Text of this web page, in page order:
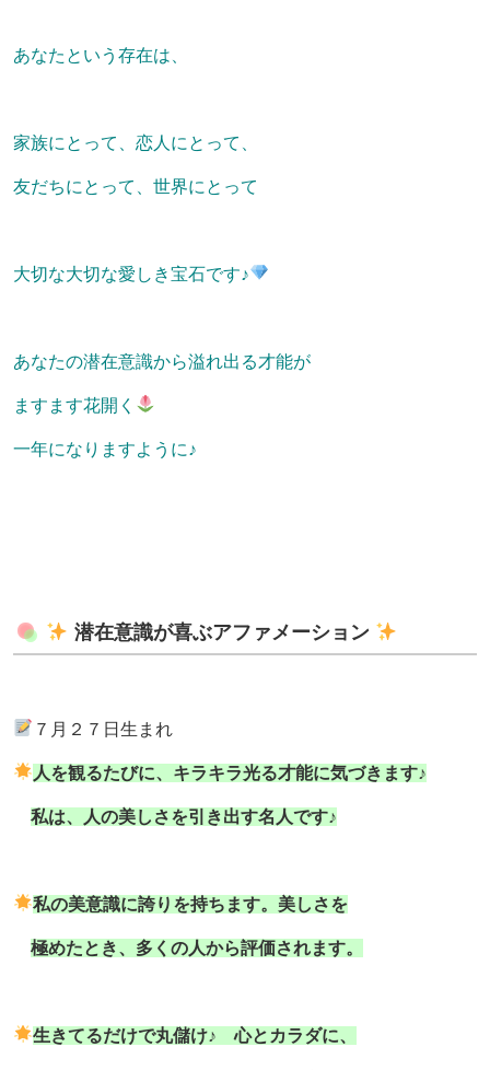
あなたという存在は、
家族にとって、恋人にとって、
友だちにとって、世界にとって
大切な大切な愛しき宝石です♪
あなたの潜在意識から溢れ出る才能が
ますます花開く
一年になりますように♪
潜在意識が喜ぶアファメーション
７月２７日生まれ
人を観るたびに、キラキラ光る才能に気づきます♪
私は、人の美しさを引き出す名人です♪
私の美意識に誇りを持ちます。美しさを
極めたとき、多くの人から評価されます。
生きてるだけで丸儲け♪ 心とカラダに、